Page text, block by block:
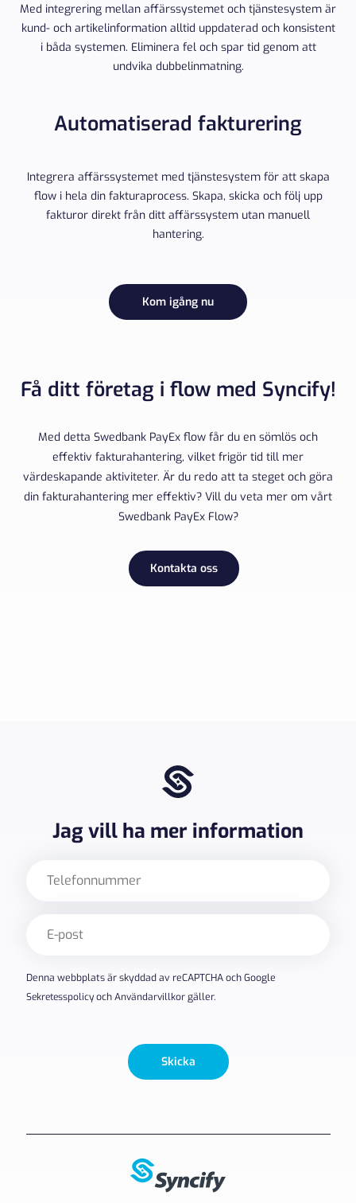
Med integrering mellan affärssystemet och tjänstesystem är
kund- och artikelinformation alltid uppdaterad och konsistent
i båda systemen. Eliminera fel och spar tid genom att
undvika dubbelinmatning.
Automatiserad fakturering
Integrera affärssystemet med tjänstesystem för att skapa
flow i hela din fakturaprocess. Skapa, skicka och följ upp
fakturor direkt från ditt affärssystem utan manuell
hantering.
Kom igång nu
Få ditt företag i flow med Syncify!
Med detta Swedbank PayEx flow får du en sömlös och
effektiv fakturahantering, vilket frigör tid till mer
värdeskapande aktiviteter. Är du redo att ta steget och göra
din fakturahantering mer effektiv? Vill du veta mer om vårt
Swedbank PayEx Flow?
Kontakta oss
Jag vill ha mer information
post
Denna webbplats är skyddad av reCAPTCHA och Google
SekretesspolicyochAnvändarvillkorgäller.
Skicka